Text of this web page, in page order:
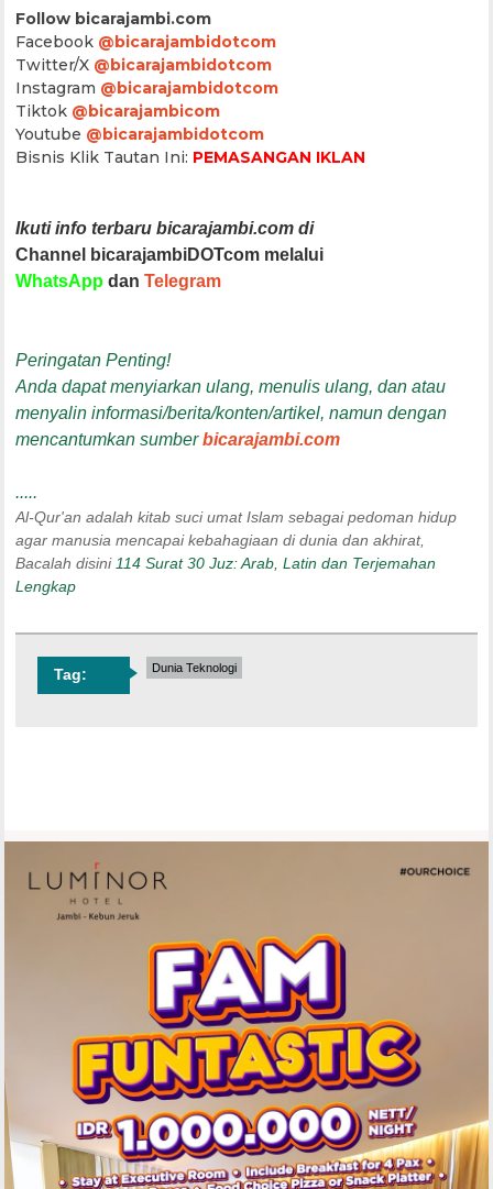
Follow bicarajambi.com
Facebook @bicarajambidotcom
Twitter/X @bicarajambidotcom
Instagram @bicarajambidotcom
Tiktok @bicarajambicom
Youtube @bicarajambidotcom
Bisnis Klik Tautan Ini: PEMASANGAN IKLAN
Ikuti info terbaru bicarajambi.com di
Channel bicarajambiDOTcom melalui
WhatsApp danTelegram
Peringatan Penting!
Anda dapat menyiarkan ulang, menulis ulang, dan atau
menyalin informasi/berita/konten/artikel, namun dengan
mencantumkan sumberbicarajambi.com
.....
Al-Qur'an adalah kitab suci umat Islam sebagai pedoman hidup
agar manusia mencapai kebahagiaan di dunia dan akhirat,
Bacalah disini 114 Surat 30 Juz: Arab, Latin dan Terjemahan
Lengkap
Tag: Dunia Teknologi